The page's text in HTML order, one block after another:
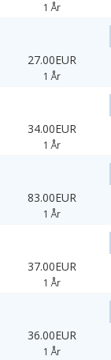
1 År
27.00EUR
1 År
34.00EUR
1 År
83.00EUR
1 År
37.00EUR
1 År
36.00EUR
1 År